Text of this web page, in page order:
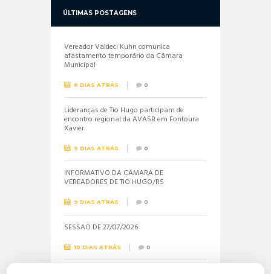
ÚLTIMAS POSTAGENS
Vereador Valdeci Kuhn comunica
afastamento temporário da Câmara
Municipal
8 DIAS ATRÁS 0
Lideranças de Tio Hugo participam de
encontro regional da AVASB em Fontoura
Xavier
9 DIAS ATRÁS 0
INFORMATIVO DA CÂMARA DE
VEREADORES DE TIO HUGO/RS
9 DIAS ATRÁS 0
SESSÃO DE 27/07/2026
10 DIAS ATRÁS 0